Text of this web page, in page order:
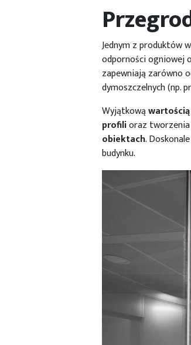
Jednym z produktów
odporności ogniowej
zapewniają zarówno
dymoszczelnych (np.
Wyjątkową
profilioraz tworzenia
obiektach.
budynku.